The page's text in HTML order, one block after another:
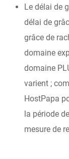
Le délai de
délai de
grâce de
domaine
domaine
varient ;
HostPapa
la période
mesure de